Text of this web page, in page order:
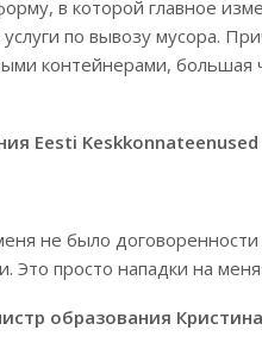
в которой главное
по вывозу мусора.
контейнерами, большая
Eesti
не было договоренности
Это просто нападки на
образования